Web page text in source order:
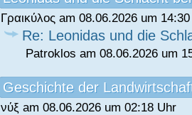
Γραικύλος am 08.06.2026 um
Re: Leonidas und die
Patroklos am 08.06.2026 um
Geschichte der
νύξ am 08.06.2026 um 02:18 Uhr